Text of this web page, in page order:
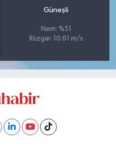
Güneşli
Nem: %51
Rüzgar: 10.61 m/s